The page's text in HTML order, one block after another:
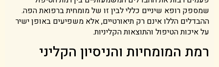
שמספק רופא שיניים כללי לבין זו של מומחית ברפואת הפה.
ההבדלים הללו אינם רק תיאורטיים, אלא משפיעים באופן ישיר
על איכות הטיפול והתוצאות הקליניות.
רמת המומחיות והניסיון הקליני